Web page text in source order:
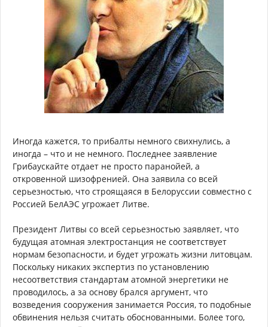
Иногда кажется, то прибалты немного свихнулись, а
иногда – что и не немного. Последнее заявление
Грибаускайте отдает не просто паранойей, а
откровенной шизофренией. Она заявила со всей
серьезностью, что строящаяся в Белоруссии совместно с
Россией БелАЭС угрожает Литве.
Президент Литвы со всей серьезностью заявляет, что
будущая атомная электростанция не соответствует
нормам безопасности, и будет угрожать жизни литовцам.
Поскольку никаких экспертиз по установлению
несоответствия стандартам атомной энергетики не
проводилось, а за основу брался аргумент, что
возведения сооружения занимается Россия, то подобные
обвинения нельзя считать обоснованными. Более того,